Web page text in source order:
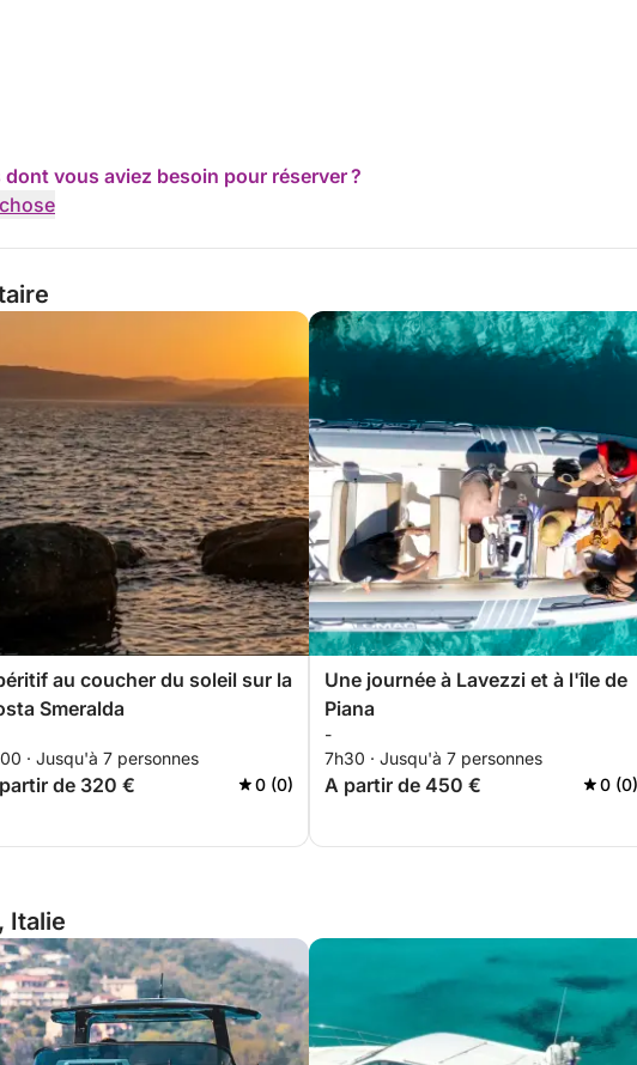
vous aviez besoin pour réserver ?
au coucher du soleil sur la
Smeralda
· Jusqu'à 7 personnes
de 320 € 0 (0)
Une journée à Lavezzi et à l'île de
Piana
-
7h30 · Jusqu'à 7 personnes
A partir de 450 € 0 (0)
Italie